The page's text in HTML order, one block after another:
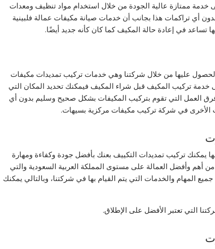
ممتازة عالية الجودة من خلال استخدام مواد تنظيف ومعدات
أي تراكمات هذا بجانب أن خدمات صيانة مكيفات عمالة فلبينية
في إعادة حالة المكيف كما كان كأنه جديد أيضًا.
عليها من خلال شركتنا وهي خدمات تركيب تمديدات مكيفات
تركيب المكيف قبل شراء المكيف فيمكنك تحديد المكان التي
فرق العمل التي تقوم بتركيب المكيفات بشكل صحيح وسليم بدون أي
في شركة تركيب مكيفات مركزية بسيهات.
يمكنك تركيب تمديدات التكييف بعنك بأفضل جودة وكفاءة ومهارة
أهم وأفضل العمالة على مستوى المملكة العربية السعودية والتي
المهام والخدمات التي يتم القيام بها في شركتنا، وبالتالي يمكنك
التي تعتبر الأفضل على الإطلاق.